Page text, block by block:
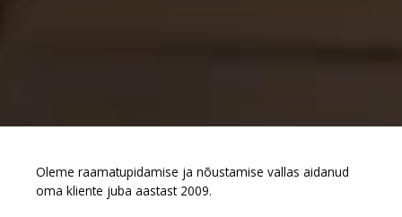
Oleme raamatupidamise ja nõustamise vallas aidanud
oma kliente juba aastast 2009.